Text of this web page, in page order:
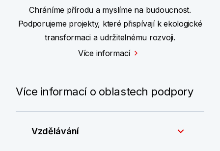
Chráníme přírodu a myslíme na budoucnost.
Podporujeme projekty, které přispívají k ekologické
transformaci a udržitelnému rozvoji.
Více informací
Více informací o oblastech podpory
Vzdělávání